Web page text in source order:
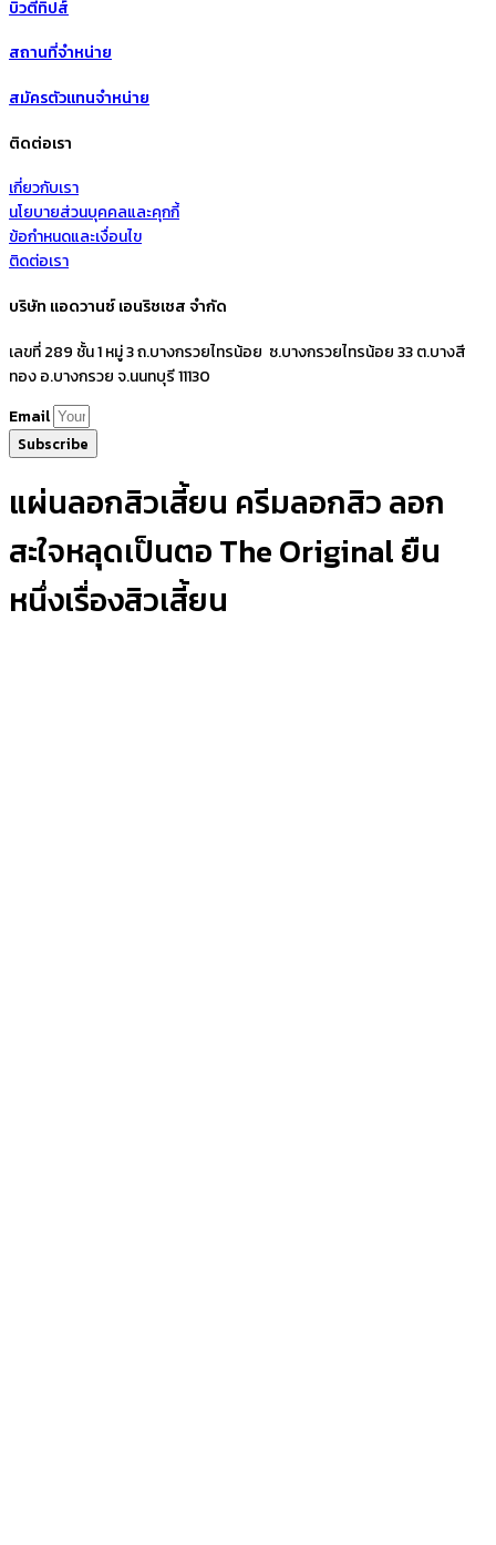
บิวตี้ทิปส์
สถานที่จำหน่าย
สมัครตัวแทนจำหน่าย
ติดต่อเรา
เกี่ยวกับเรา
นโยบายส่วนบุคคลและคุกกี้
ข้อกำหนดและเงื่อนไข
ติดต่อเรา
บริษัท แอดวานซ์ เอนริชเชส จำกัด
เลขที่ 289 ชั้น 1 หมู่ 3 ถ.บางกรวยไทรน้อย ซ.บางกรวยไทรน้อย 33 ต.บางสี
ทอง อ.บางกรวย จ.นนทบุรี 11130
Email
Subscribe
แผ่นลอกสิวเสี้ยน ครีมลอกสิว ลอก
สะใจหลุดเป็นตอ The Original ยืน
หนึ่งเรื่องสิวเสี้ยน